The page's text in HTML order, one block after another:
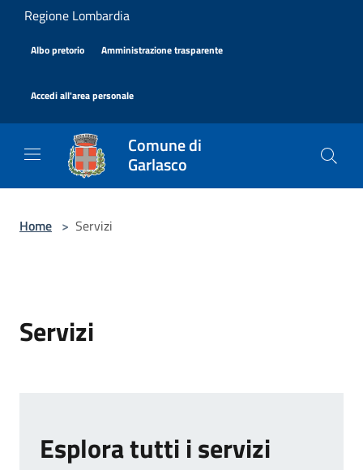
Salta al contenuto principale
Regione Lombardia
Albo pretorio Amministrazione trasparente
Accedi all'area personale
Comune di
Garlasco
Home > Servizi
Servizi
Esplora tutti i servizi